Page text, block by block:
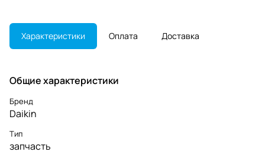
Характеристики Оплата Доставка
Общие характеристики
Бренд
Daikin
Тип
запчасть